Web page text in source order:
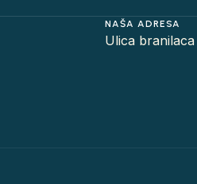
NAŠA ADRESA
Ulica